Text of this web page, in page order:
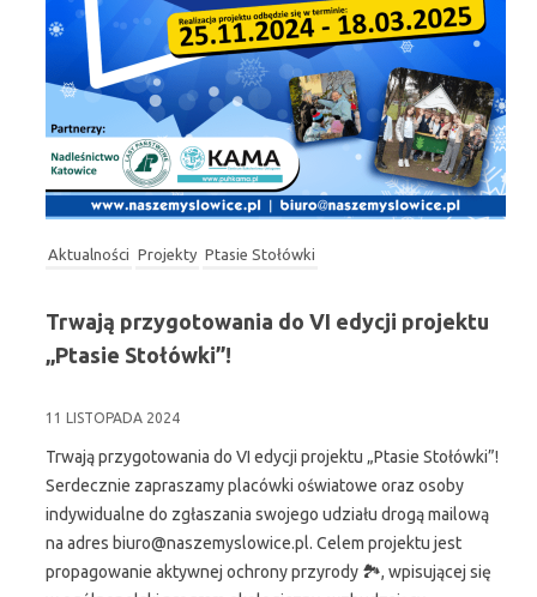
Aktualności Projekty Ptasie Stołówki
Trwają przygotowania do VI edycji projektu
„Ptasie Stołówki”!
11 LISTOPADA 2024
Trwają przygotowania do VI edycji projektu „Ptasie Stołówki”!
Serdecznie zapraszamy placówki oświatowe oraz osoby
indywidualne do zgłaszania swojego udziału drogą mailową
na adres biuro@naszemyslowice.pl. Celem projektu jest
propagowanie aktywnej ochrony przyrody 🏞️, wpisującej się